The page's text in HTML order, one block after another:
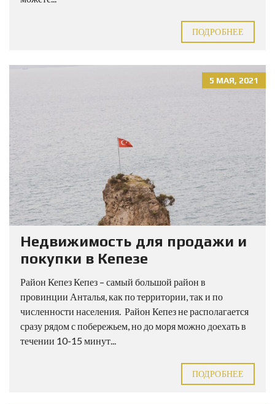
ПОДРОБНЕЕ
5 МАЯ, 2021
Недвижимость для продажи и
покупки в Кепезе
Район Кепез Кепез – самый большой район в
провинции Анталья, как по территории, так и по
численности населения. Район Кепез не располагается
сразу рядом с побережьем, но до моря можно доехать в
течении 10-15 минут...
ПОДРОБНЕЕ